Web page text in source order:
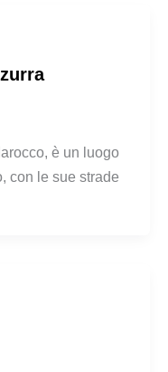
è un luogo
con le sue strade